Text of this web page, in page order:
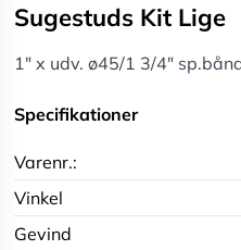
Sugestuds Kit Lige
1" x udv. ø45/1 3/4"
Specifikationer
Varenr.:
Vinkel
Gevind